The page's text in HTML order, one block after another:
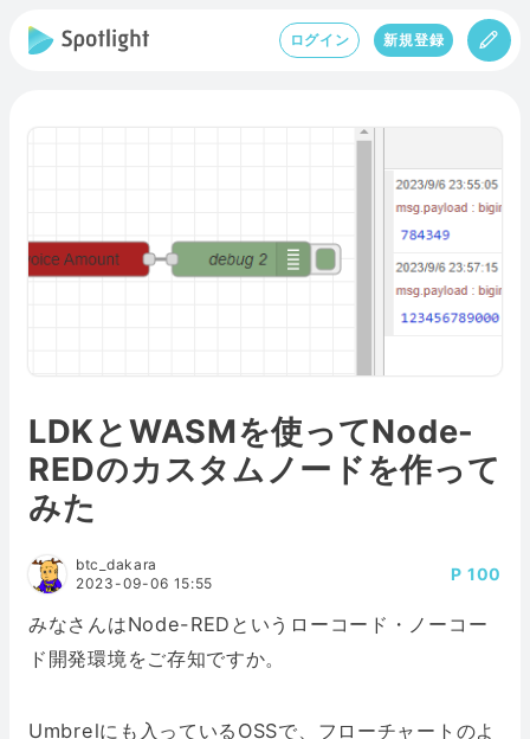
ログイン 新規登録
LDKとWASMを使ってNode-
REDのカスタムノードを作って
みた
btc_dakara
2023-09-06 15:55
100
みなさんはNode-REDというローコード・ノーコー
ド開発環境をご存知ですか。
Umbrelにも入っているOSSで、フローチャートのよ